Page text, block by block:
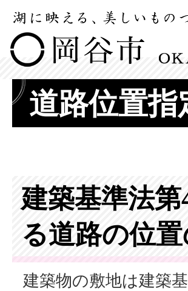
道路位置
建築基準法
る道路の位
建築物の敷地は建築